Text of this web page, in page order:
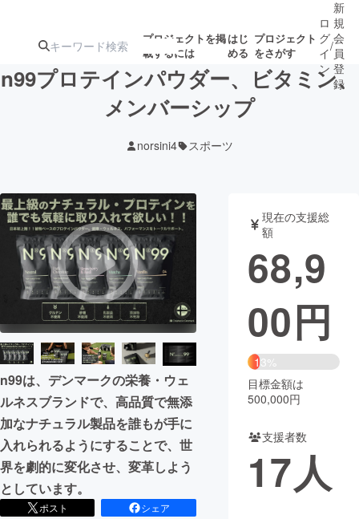
プロジェクトを掲
載するには
はじ
める
プロジェクト
をさがす
ジェクト
ロジェクト
アート・写真 音楽
テクノロジー・ガジェット ゲーム・
映像・映画 書籍・雑誌
ビジネス・起業 チャレンジ
まちづくり・地域活性化
CAMPFIRE for Social Good
CAMPFIRE Creation
CAMPFIREふるさと納税machi-ya コミュニティ
ロ
グ
イ
ン
/
新
規
会
員
登
録
n99プロテインパウダー、ビタミン、
メンバーシップ
norsini4 スポーツ
n99は、デンマークの栄養・ウェ
ルネスブランドで、高品質で無添
加なナチュラル製品を誰もが手に
入れられるようにすることで、世
界を劇的に変化させ、変革しよう
としています。
ポスト
シェア
現在の支援総
額
68,9
00円
13%
目標金額は
500,000円
支援者数
17人